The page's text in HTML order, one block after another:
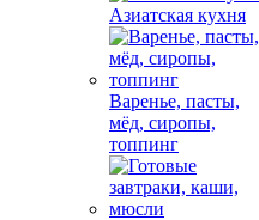
Азиатская кухня
Варенье, пасты,
мёд, сиропы,
топпинг